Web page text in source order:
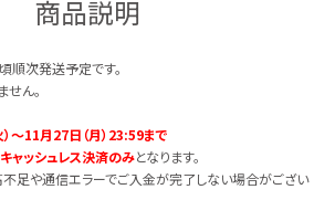
商品説明
次発送予定です。
ん。
～11月27日（月）23:59まで
ャッシュレス決済のみとなります。
不足や通信エラーでご入金が完了しない場合がござい